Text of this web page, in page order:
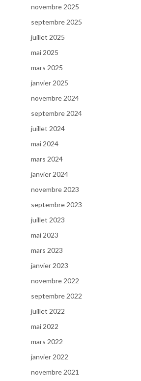
novembre 2025
septembre 2025
juillet 2025
mai 2025
mars 2025
janvier 2025
novembre 2024
septembre 2024
juillet 2024
mai 2024
mars 2024
janvier 2024
novembre 2023
septembre 2023
juillet 2023
mai 2023
mars 2023
janvier 2023
novembre 2022
septembre 2022
juillet 2022
mai 2022
mars 2022
janvier 2022
novembre 2021